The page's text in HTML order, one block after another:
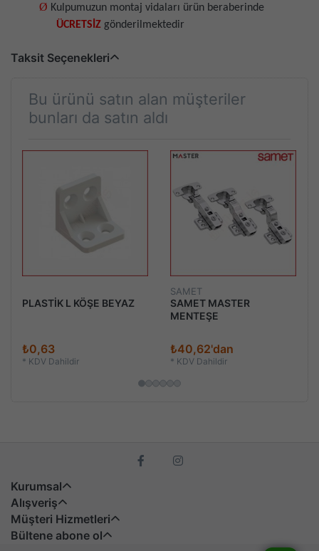
Ø Kulpumuzun montaj vidaları ürün beraberinde
ÜCRETSİZ gönderilmektedir
Taksit Seçenekleri
Bu ürünü satın alan müşteriler
bunları da satın aldı
PLASTİK L KÖŞE BEYAZ
₺0,63
* KDV Dahildir
SAMET
SAMET MASTER
MENTEŞE
₺40,62'dan
* KDV Dahildir
Kurumsal
Alışveriş
Müşteri Hizmetleri
Bültene abone ol